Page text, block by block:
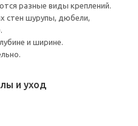
разные виды креплений.
стен шурупы, дюбели,
и ширине.
и уход